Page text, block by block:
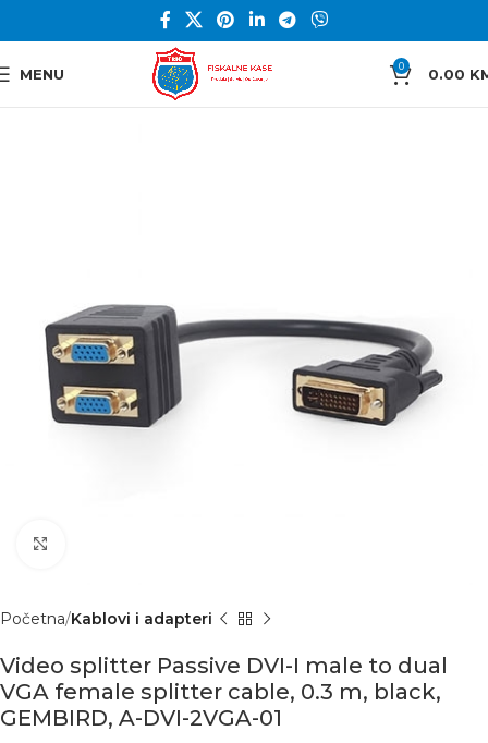
MENU 0 0.00
Početna Kablovi i adapteri
Video splitter Passive DVI-I male to dual
VGA female splitter cable, 0.3 m, black,
GEMBIRD, A-DVI-2VGA-01